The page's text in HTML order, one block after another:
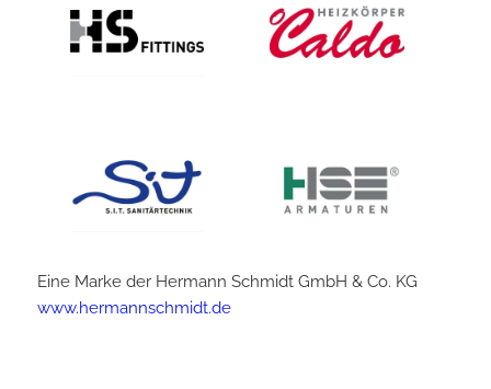
Eine Marke der Hermann Schmidt GmbH & Co. KG
www.hermannschmidt.de